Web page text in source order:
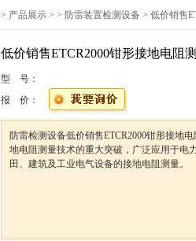
> 产品展示 > > 防雷装置检测设备 > 低价销售
低价销售ETCR2000钳形接地电阻
型 号：
报 价：
防雷检测设备低价销售ETCR2000钳形接地
地电阻测量技术的重大突破，广泛应用于电
田、建筑及工业电气设备的接地电阻测量。